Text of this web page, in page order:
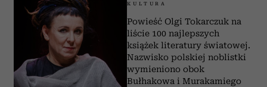
KULTURA
Powieść Olgi Tokarczuk na
liście 100 najlepszych
książek literatury światowej.
Nazwisko polskiej noblistki
wymieniono obok
Bułhakowa i Murakamiego